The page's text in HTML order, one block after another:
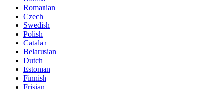
Romanian
Czech
Swedish
Polish
Catalan
Belarusian
Dutch
Estonian
Finnish
Frisian